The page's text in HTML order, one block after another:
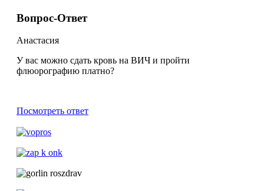
Вопрос-Ответ
Анастасия
У вас можно сдать кровь на ВИЧ и пройти
флюорографию платно?
Посмотреть ответ